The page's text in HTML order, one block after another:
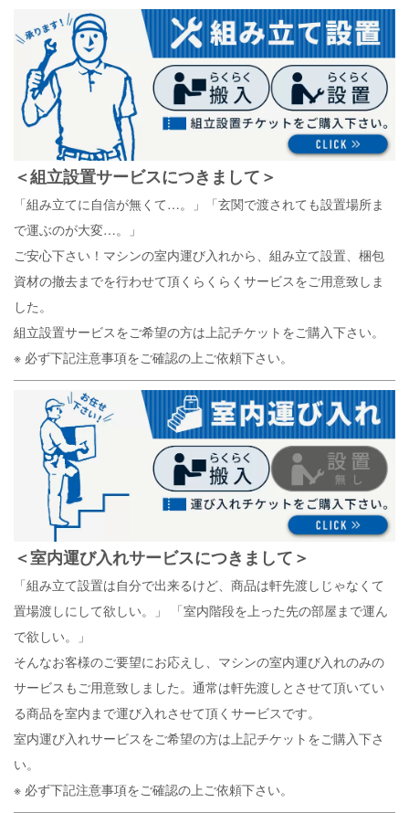
＜組立設置サービスにつきまして＞
「組み立てに自信が無くて…。」「玄関で渡されても設置場所ま
で運ぶのが大変…。」
ご安心下さい！マシンの室内運び入れから、組み立て設置、梱包
資材の撤去までを行わせて頂くらくらくサービスをご用意致しま
した。
組立設置サービスをご希望の方は上記チケットをご購入下さい。
※ 必ず下記注意事項をご確認の上ご依頼下さい。
＜室内運び入れサービスにつきまして＞
「組み立て設置は自分で出来るけど、商品は軒先渡しじゃなくて
置場渡しにして欲しい。」
「室内階段を上った先の部屋まで運ん
で欲しい。」
そんなお客様のご要望にお応えし、マシンの室内運び入れのみの
サービスもご用意致しました。通常は軒先渡しとさせて頂いてい
る商品を室内まで運び入れさせて頂くサービスです。
室内運び入れサービスをご希望の方は上記チケットをご購入下さ
い。
※ 必ず下記注意事項をご確認の上ご依頼下さい。